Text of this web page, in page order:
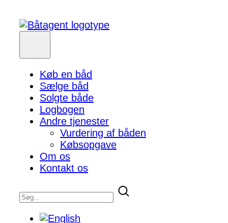
Køb en båd
Sælge båd
Solgte både
Logbogen
Andre tjenester
Vurdering af båden
Købsopgave
Om os
Kontakt os